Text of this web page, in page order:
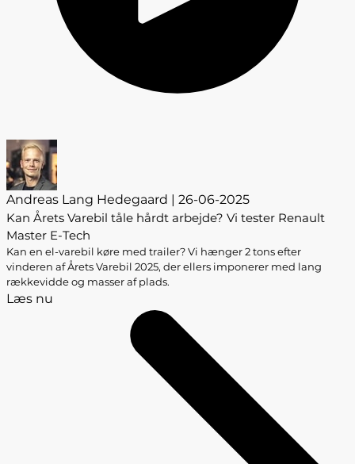
Andreas Lang Hedegaard | 26-06-2025
Kan Årets Varebil tåle hårdt arbejde? Vi tester Renault
Master E-Tech
Kan en el-varebil køre med trailer? Vi hænger 2 tons efter
vinderen af Årets Varebil 2025, der ellers imponerer med lang
rækkevidde og masser af plads.
Læs nu